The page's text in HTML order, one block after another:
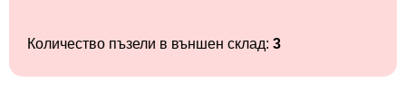
Количество пъзели в външен склад: 3